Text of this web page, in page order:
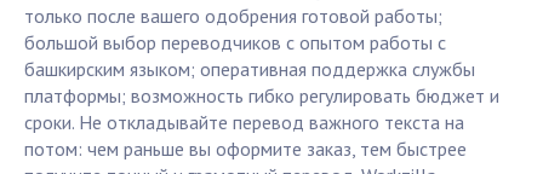
только после вашего одобрения готовой работы;
большой выбор переводчиков с опытом работы с
башкирским языком; оперативная поддержка службы
платформы; возможность гибко регулировать бюджет и
сроки. Не откладывайте перевод важного текста на
потом: чем раньше вы оформите заказ, тем быстрее